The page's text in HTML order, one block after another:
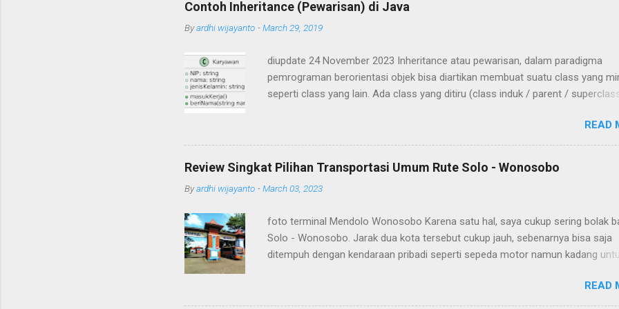
Contoh Inheritance (Pewarisan) di Java
Byardhi wijayanto -March 29, 2019
diupdate 24 November 2023 Inheritance atau pewarisan, dalam paradigma
pemrograman berorientasi objek bisa diartikan membuat suatu class yang
seperti class yang lain. Ada class yang ditiru (class induk / parent /
mewarisi atribut dan method-method yang ada pada superclass. Contoh
inheritance atau pewarisan dalam OOP misalnya sebagai berikut. Ada class
Karyawan yang memiliki atribut NIP, nama, dan jenis kelamin serta dua buah
method yaitu masukKerja() dan beriNama(String nama). Apabila digambarkan
dalam class diagram seperti berikut Dibuat source code dalam bahasa
adalah turunan dari class Karyawan. Dalam bahasa pemrograman Java untuk
membuat pewarisan digunakan keyword extends ketika menuliskan deklarasi
(lihat baris ke tiga di source berikut). Class Dosen akan mewarisi atribut NIP,
READ
Review Singkat Pilihan Transportasi Umum Rute Solo - Wonosobo
Byardhi wijayanto -March 03, 2023
foto terminal Mendolo Wonosobo Karena satu hal, saya cukup sering bolak
Solo - Wonosobo. Jarak dua kota tersebut cukup jauh, sebenarnya bisa saja
ditempuh dengan kendaraan pribadi seperti sepeda motor namun kadang untuk
Terdapat beberapa pilihan moda transportasi umum untuk rute Solo -
Sejumlah bus AKAP asal Jawa Timur saat ini telah memperluas jangkauannya
READ